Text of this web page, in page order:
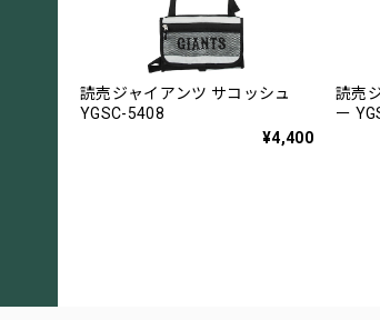
読売ジャイアンツ サコッシュ
YGSC-5408
¥4,400
読売
ー